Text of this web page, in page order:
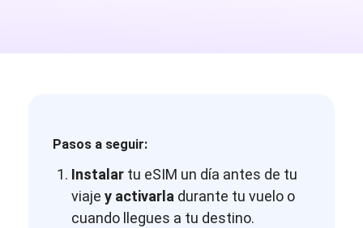
Pasos a seguir:
Instalar tu eSIM un día antes de tu
viajey activarla durante tu vuelo o
cuando llegues a tu destino.